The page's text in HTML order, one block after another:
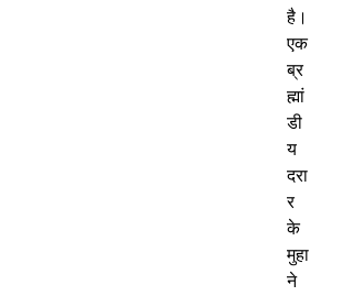
है।
एक
ब्र
ह्मां
डी
य
दरा
र
के
मुहा
ने